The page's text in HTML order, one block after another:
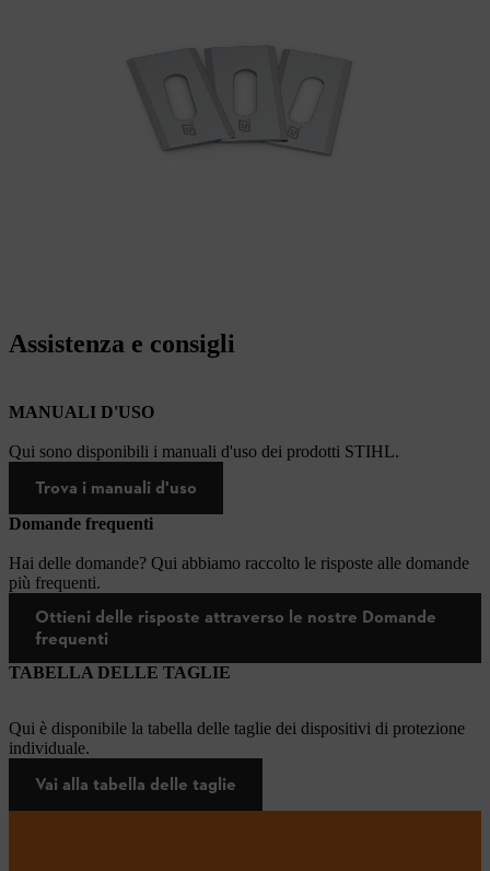
Assistenza e consigli
MANUALI D'USO
Qui sono disponibili i manuali d'uso dei prodotti STIHL.
Trova i manuali d'uso
Domande frequenti
Hai delle domande? Qui abbiamo raccolto le risposte alle domande
più frequenti.
Ottieni delle risposte attraverso le nostre Domande
frequenti
TABELLA DELLE TAGLIE
Qui è disponibile la tabella delle taglie dei dispositivi di protezione
individuale.
Vai alla tabella delle taglie